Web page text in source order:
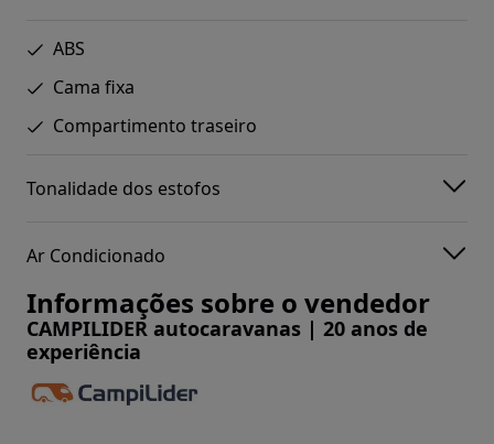
ABS
Cama fixa
Compartimento traseiro
Tonalidade dos estofos
Ar Condicionado
Informações sobre o vendedor
CAMPILIDER autocaravanas | 20 anos de
experiência